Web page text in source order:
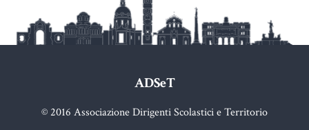
ADSeT
© 2016 Associazione Dirigenti Scolastici e Territorio